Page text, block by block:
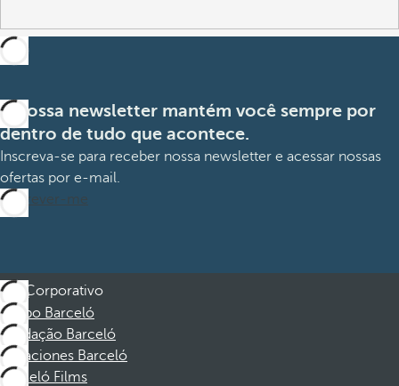
A nossa newsletter mantém você sempre por
dentro de tudo que acontece.
Inscreva-se para receber nossa newsletter e acessar nossas
ofertas por e-mail.
Inscrever-me
Corporativo
Grupo Barceló
Fundação Barceló
Vacaciones Barceló
Barceló Films